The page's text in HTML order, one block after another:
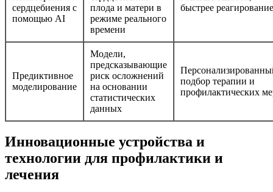
сердцебиения с
помощью AI
плода и матери в
режиме реального
времени
быстрее реагирование
Предиктивное
моделирование
Модели,
предсказывающие
риск осложнений
на основании
статистических
данных
подбор терапии и
профилактических
Инновационные устройства и
технологии для профилактики и
лечения